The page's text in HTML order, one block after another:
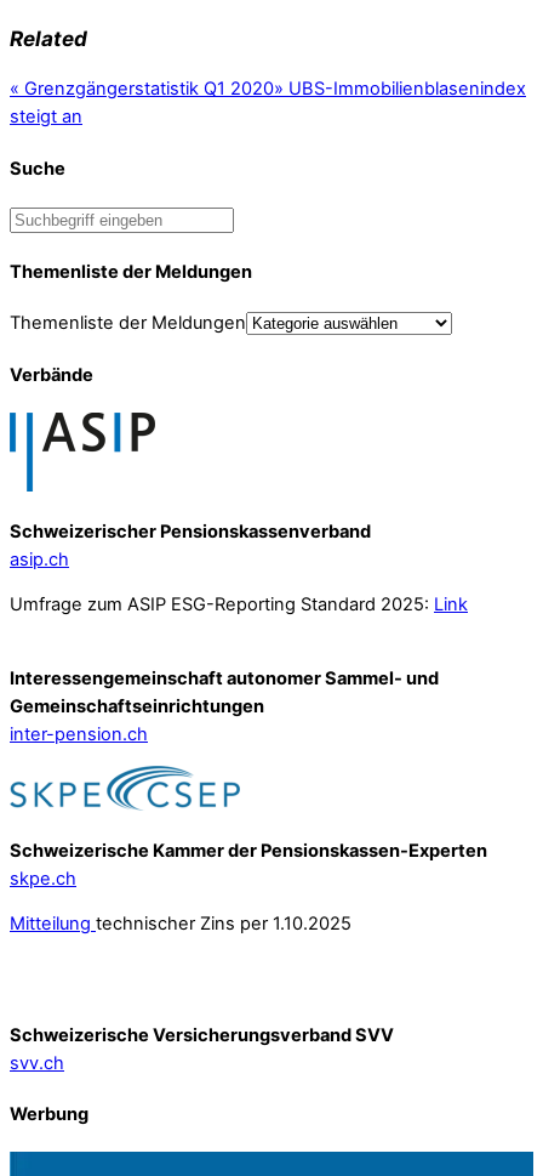
Related
« Grenzgängerstatistik Q1 2020» UBS-Immobilienblasenindex
steigt an
Suche
Themenliste der Meldungen
Themenliste der Meldungen
Verbände
Schweizerischer Pensionskassenverband
asip.ch
Umfrage zum ASIP ESG-Reporting Standard 2025: Link
Interessengemeinschaft autonomer Sammel- und
Gemeinschafts­einrichtungen
inter-pension.ch
Schweizerische Kammer der Pensionskassen-Experten
skpe.ch
Mitteilung technischer Zins per 1.10.2025
Schweizerische Versicherungsverband SVV
svv.ch
Werbung